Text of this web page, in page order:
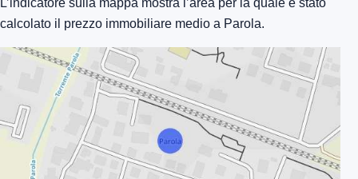
L’indicatore sulla mappa mostra l’area per la quale è stato
calcolato il prezzo immobiliare medio a Parola.